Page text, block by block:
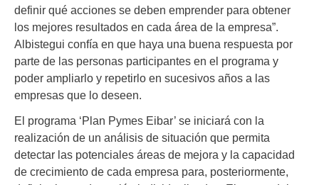
definir qué acciones se deben emprender para obtener
los mejores resultados en cada área de la empresa”.
Albistegui confía en que haya una buena respuesta por
parte de las personas participantes en el programa y
poder ampliarlo y repetirlo en sucesivos años a las
empresas que lo deseen.
El programa ‘Plan Pymes Eibar’ se iniciará con la
realización de un análisis de situación que permita
detectar las potenciales áreas de mejora y la capacidad
de crecimiento de cada empresa para, posteriormente,